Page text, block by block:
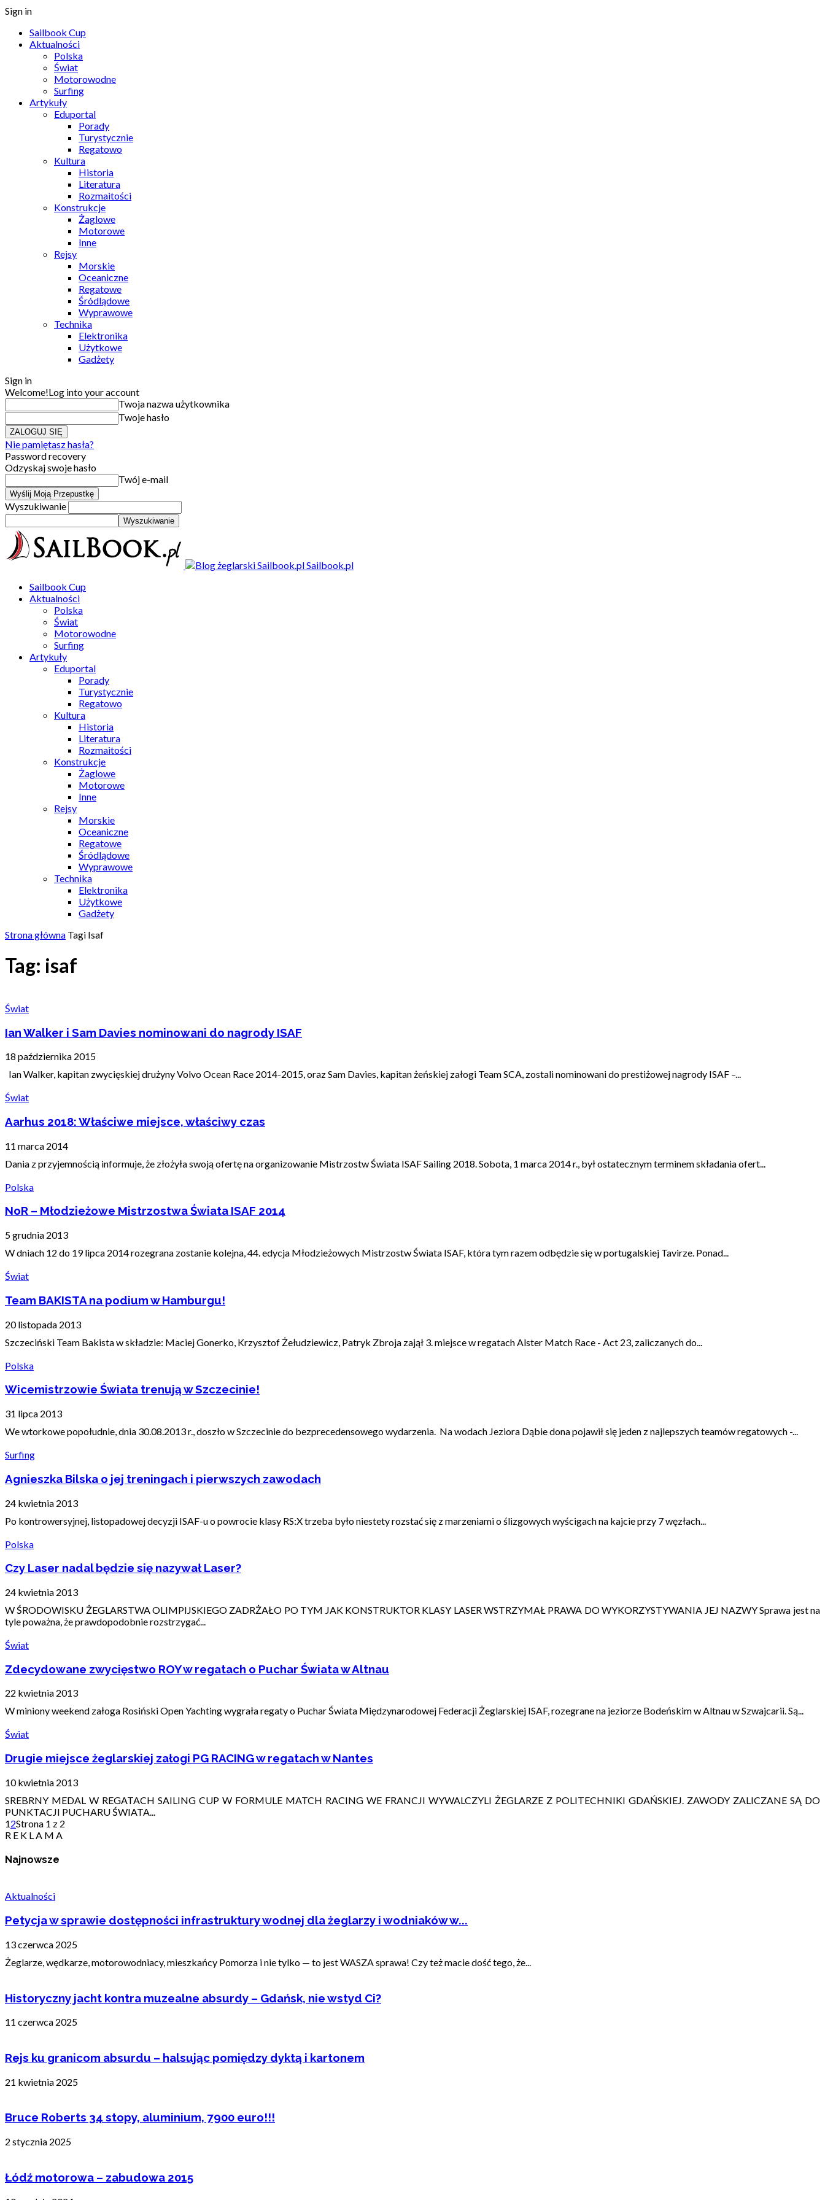
Sign in
Sailbook Cup
Aktualności
Polska
Świat
Motorowodne
Surfing
Artykuły
Eduportal
Porady
Turystycznie
Regatowo
Kultura
Historia
Literatura
Rozmaitości
Konstrukcje
Żaglowe
Motorowe
Inne
Rejsy
Morskie
Oceaniczne
Regatowe
Śródlądowe
Wyprawowe
Technika
Elektronika
Użytkowe
Gadżety
Sign in
Welcome!Log into your account
Twoja nazwa użytkownika
Twoje hasło
Nie pamiętasz hasła?
Password recovery
Odzyskaj swoje hasło
Twój e-mail
Wyszukiwanie
Sailbook.pl
Sailbook Cup
Aktualności
Polska
Świat
Motorowodne
Surfing
Artykuły
Eduportal
Porady
Turystycznie
Regatowo
Kultura
Historia
Literatura
Rozmaitości
Konstrukcje
Żaglowe
Motorowe
Inne
Rejsy
Morskie
Oceaniczne
Regatowe
Śródlądowe
Wyprawowe
Technika
Elektronika
Użytkowe
Gadżety
Strona główna Tagi Isaf
Tag: isaf
Świat
Ian Walker i Sam Davies nominowani do nagrody ISAF
18 października 2015
Ian Walker, kapitan zwycięskiej drużyny Volvo Ocean Race 2014-2015, oraz Sam Davies, kapitan żeńskiej załogi Team SCA, zostali nominowani do prestiżowej nagrody ISAF –...
Świat
Aarhus 2018: Właściwe miejsce, właściwy czas
11 marca 2014
Dania z przyjemnością informuje, że złożyła swoją ofertę na organizowanie Mistrzostw Świata ISAF Sailing 2018. Sobota, 1 marca 2014 r., był ostatecznym terminem składania ofert...
Polska
NoR – Młodzieżowe Mistrzostwa Świata ISAF 2014
5 grudnia 2013
W dniach 12 do 19 lipca 2014 rozegrana zostanie kolejna, 44. edycja Młodzieżowych Mistrzostw Świata ISAF, która tym razem odbędzie się w portugalskiej Tavirze. Ponad...
Świat
Team BAKISTA na podium w Hamburgu!
20 listopada 2013
Szczeciński Team Bakista w składzie: Maciej Gonerko, Krzysztof Żełudziewicz, Patryk Zbroja zajął 3. miejsce w regatach Alster Match Race - Act 23, zaliczanych do...
Polska
Wicemistrzowie Świata trenują w Szczecinie!
31 lipca 2013
We wtorkowe popołudnie, dnia 30.08.2013 r., doszło w Szczecinie do bezprecedensowego wydarzenia. Na wodach Jeziora Dąbie dona pojawił się jeden z najlepszych teamów regatowych -...
Surfing
Agnieszka Bilska o jej treningach i pierwszych zawodach
24 kwietnia 2013
Po kontrowersyjnej, listopadowej decyzji ISAF-u o powrocie klasy RS:X trzeba było niestety rozstać się z marzeniami o ślizgowych wyścigach na kajcie przy 7 węzłach...
Polska
Czy Laser nadal będzie się nazywał Laser?
24 kwietnia 2013
W ŚRODOWISKU ŻEGLARSTWA OLIMPIJSKIEGO ZADRŻAŁO PO TYM JAK KONSTRUKTOR KLASY LASER WSTRZYMAŁ PRAWA DO WYKORZYSTYWANIA JEJ NAZWY Sprawa jest na
tyle poważna, że prawdopodobnie rozstrzygać...
Świat
Zdecydowane zwycięstwo ROY w regatach o Puchar Świata w Altnau
22 kwietnia 2013
W miniony weekend załoga Rosiński Open Yachting wygrała regaty o Puchar Świata Międzynarodowej Federacji Żeglarskiej ISAF, rozegrane na jeziorze Bodeńskim w Altnau w Szwajcarii. Są...
Świat
Drugie miejsce żeglarskiej załogi PG RACING w regatach w Nantes
10 kwietnia 2013
SREBRNY MEDAL W REGATACH SAILING CUP W FORMULE MATCH RACING WE FRANCJI WYWALCZYLI ŻEGLARZE Z POLITECHNIKI GDAŃSKIEJ. ZAWODY ZALICZANE SĄ DO
PUNKTACJI PUCHARU ŚWIATA...
12Strona 1 z 2
R E K L A M A
Najnowsze
Aktualności
Petycja w sprawie dostępności infrastruktury wodnej dla żeglarzy i wodniaków w...
13 czerwca 2025
Żeglarze, wędkarze, motorowodniacy, mieszkańcy Pomorza i nie tylko — to jest WASZA sprawa! Czy też macie dość tego, że...
Historyczny jacht kontra muzealne absurdy – Gdańsk, nie wstyd Ci?
11 czerwca 2025
Rejs ku granicom absurdu – halsując pomiędzy dyktą i kartonem
21 kwietnia 2025
Bruce Roberts 34 stopy, aluminium, 7900 euro!!!
2 stycznia 2025
Łódź motorowa – zabudowa 2015